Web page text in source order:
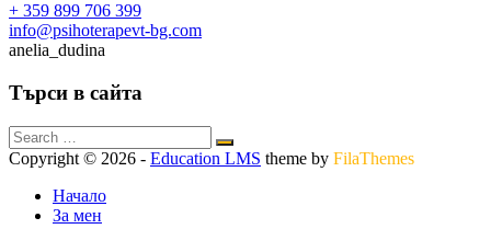
+ 359 899 706 399
info@psihoterapevt-bg.com
anelia_dudina
Търси в сайта
Copyright © 2026 - Education LMS theme by FilaThemes
Начало
За мен